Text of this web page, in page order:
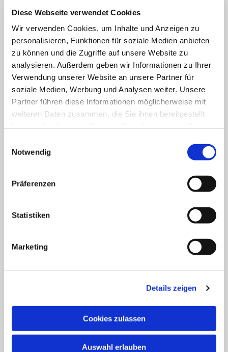
Diese Webseite verwendet Cookies
Wir verwenden Cookies, um Inhalte und Anzeigen zu
personalisieren, Funktionen für soziale Medien anbieten
zu können und die Zugriffe auf unsere Website zu
analysieren. Außerdem geben wir Informationen zu Ihrer
Verwendung unserer Website an unsere Partner für
soziale Medien, Werbung und Analysen weiter. Unsere
Partner führen diese Informationen möglicherweise mit
weiteren Daten zusammen, die Sie ihnen bereitgestellt
Notwendig
Präferenzen
Statistiken
Marketing
Details zeigen
Cookies zulassen
Auswahl erlauben
Anschrift (Straße, Hausnr.)*
PLZ*
Ort*
Geburtsdatum*